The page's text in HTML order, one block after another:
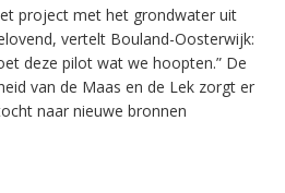
project met het grondwater uit
vertelt Bouland-Oosterwijk:
deze pilot wat we hoopten.” De
van de Maas en de Lek zorgt er
naar nieuwe bronnen